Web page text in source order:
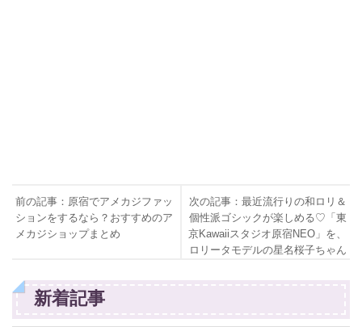
前の記事：原宿でアメカジファッ
ションをするなら？おすすめのア
メカジショップまとめ
次の記事：最近流行りの和ロリ＆
個性派ゴシックが楽しめる♡「東
京Kawaiiスタジオ原宿NEO」を、
ロリータモデルの星名桜子ちゃん
新着記事